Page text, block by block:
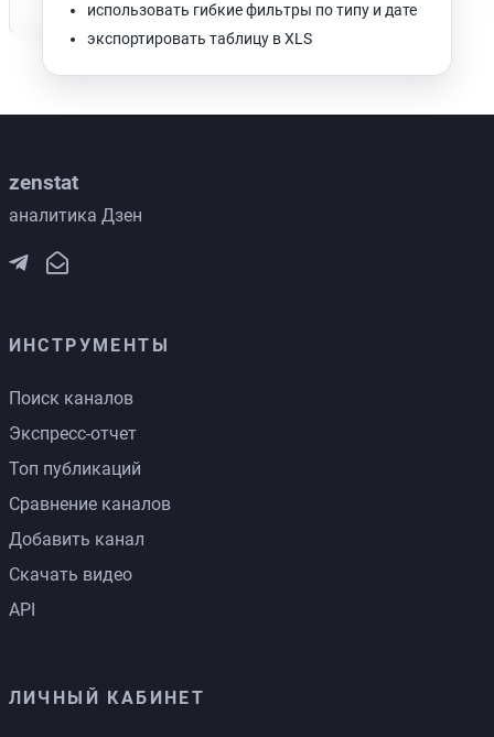
использовать гибкие фильтры по типу и дате
экспортировать таблицу в XLS
zenstat
аналитика Дзен
ИНСТРУМЕНТЫ
Поиск каналов
Экспресс-отчет
Топ публикаций
Сравнение каналов
Добавить канал
Скачать видео
API
ЛИЧНЫЙ КАБИНЕТ